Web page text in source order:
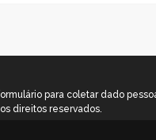
para coletar dado
direitos reservados.